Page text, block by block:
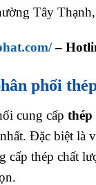
Tây
–
phối
cung cấp thép
Đặc biệt là
cấp thép chất